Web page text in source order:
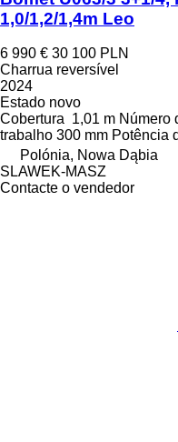
1,0/1,2/1,4m Leo
6 990 € 30 100 PLN
Charrua reversível
2024
Estado novo
Cobertura 1,01 m Número
trabalho 300 mm Potência
Polónia, Nowa Dąbia
SLAWEK-MASZ
Contacte o vendedor